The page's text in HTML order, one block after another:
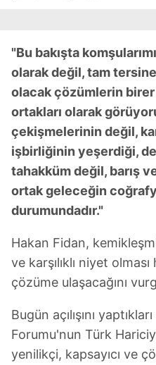
"Bu bakışta
olarak değil, tam
olacak çözümlerin
ortakları olarak
çekişmelerinin değil,
işbirliğinin yeşerdiği,
tahakküm değil, barış
ortak geleceğin
durumundadır."
Hakan Fidan,
ve karşılıklı niyet
çözüme ulaşacağını
Bugün açılışını
Forumu'nun Türk
yenilikçi, kapsayıcı ve